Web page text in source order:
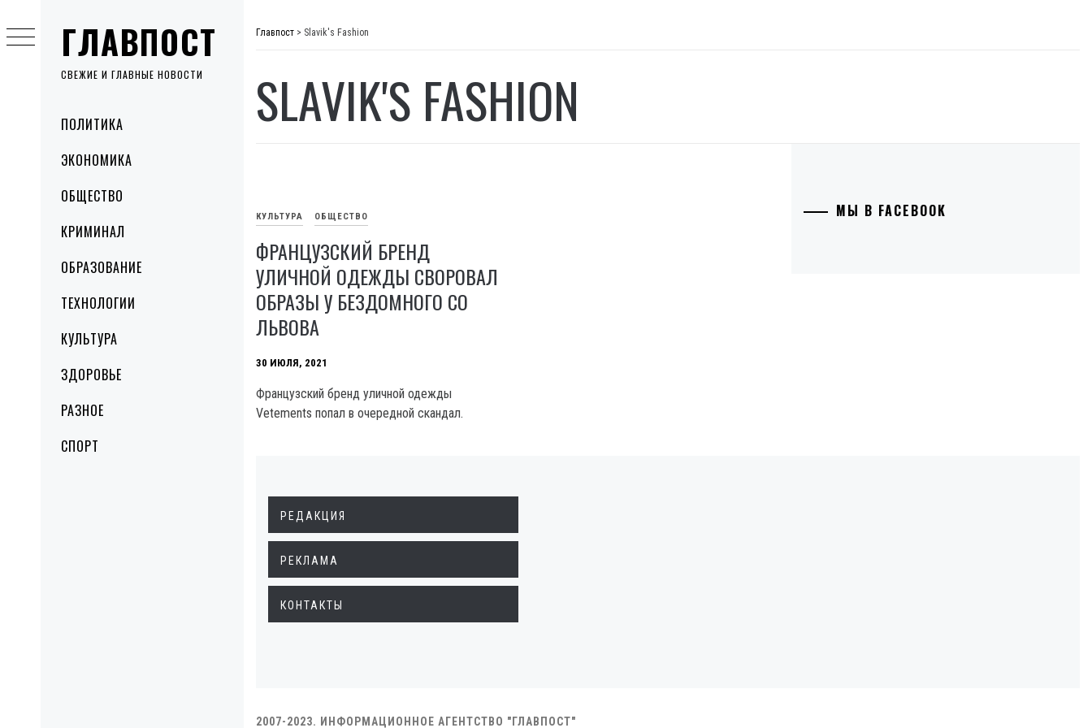
ГЛАВПОСТ
СВЕЖИЕ И ГЛАВНЫЕ НОВОСТИ
MenuПОЛИТИКА
ЭКОНОМИКА
ОБЩЕСТВО
КРИМИНАЛ
ОБРАЗОВАНИЕ
ТЕХНОЛОГИИ
КУЛЬТУРА
ЗДОРОВЬЕ
РАЗНОЕ
СПОРТ
to
content
Главпост > Slavik's Fashion
SLAVIK'S FASHION
КУЛЬТУРА ОБЩЕСТВО
ФРАНЦУЗСКИЙ БРЕНД
УЛИЧНОЙ ОДЕЖДЫ СВОРОВАЛ
ОБРАЗЫ У БЕЗДОМНОГО СО
ЛЬВОВА
30 ИЮЛЯ, 2021
Французский бренд уличной одежды
Vetements попал в очередной скандал.
МЫ В FACEBOOK
РЕДАКЦИЯ
РЕКЛАМА
КОНТАКТЫ
2007-2023. ИНФОРМАЦИОННОЕ АГЕНТСТВО "ГЛАВПОСТ"